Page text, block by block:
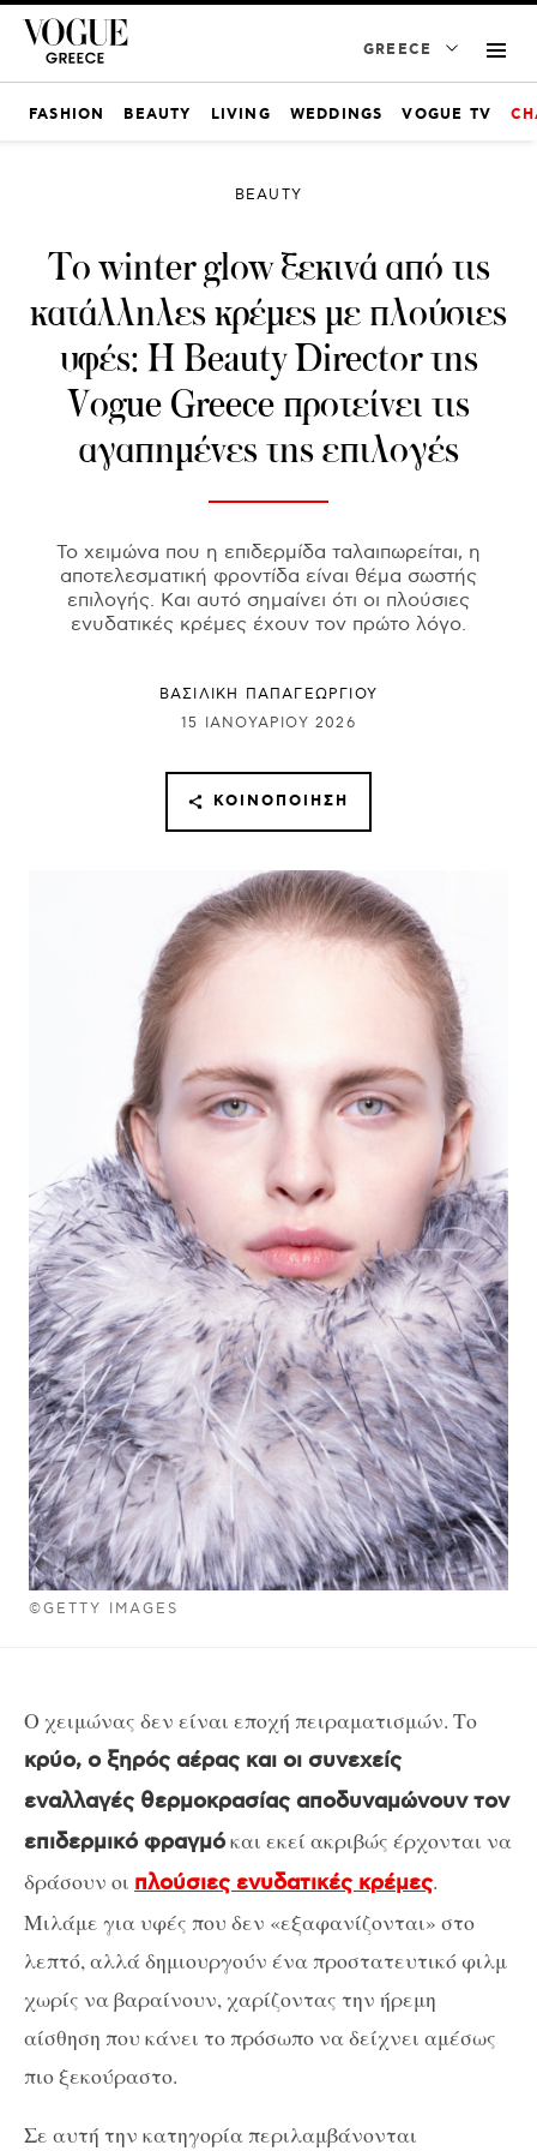
GREECE
FASHION BEAUTY LIVING WEDDINGS VOGUE TV
©GETTY IMAGES
BEAUTY
Το winter glow ξεκινά από τις
κατάλληλες κρέμες με πλούσιες
υφές: Η Beauty Director της
Vogue Greece προτείνει τις
αγαπημένες της επιλογές
Το χειμώνα που η επιδερμίδα ταλαιπωρείται, η
αποτελεσματική φροντίδα είναι θέμα σωστής
επιλογής. Και αυτό σημαίνει ότι οι πλούσιες
ενυδατικές κρέμες έχουν τον πρώτο λόγο.
ΒΑΣΙΛΙΚΗ ΠΑΠΑΓΕΩΡΓΙΟΥ
15 ΙΑΝΟΥΑΡΊΟΥ 2026
ΚΟΙΝΟΠΟΊΗΣΗ
Ο χειμώνας δεν είναι εποχή πειραματισμών. Το
κρύο, ο ξηρός αέρας και οι συνεχείς
εναλλαγές θερμοκρασίας αποδυναμώνουν τον
επιδερμικό φραγμόκαι εκεί ακριβώς έρχονται να
δράσουν οι πλούσιες ενυδατικές κρέμες.
Μιλάμε για υφές που δεν «εξαφανίζονται» στο
λεπτό, αλλά δημιουργούν ένα προστατευτικό φιλμ
χωρίς να βαραίνουν, χαρίζοντας την ήρεμη
αίσθηση που κάνει το πρόσωπο να δείχνει αμέσως
πιο ξεκούραστο.
Σε αυτή την κατηγορία περιλαμβάνονται